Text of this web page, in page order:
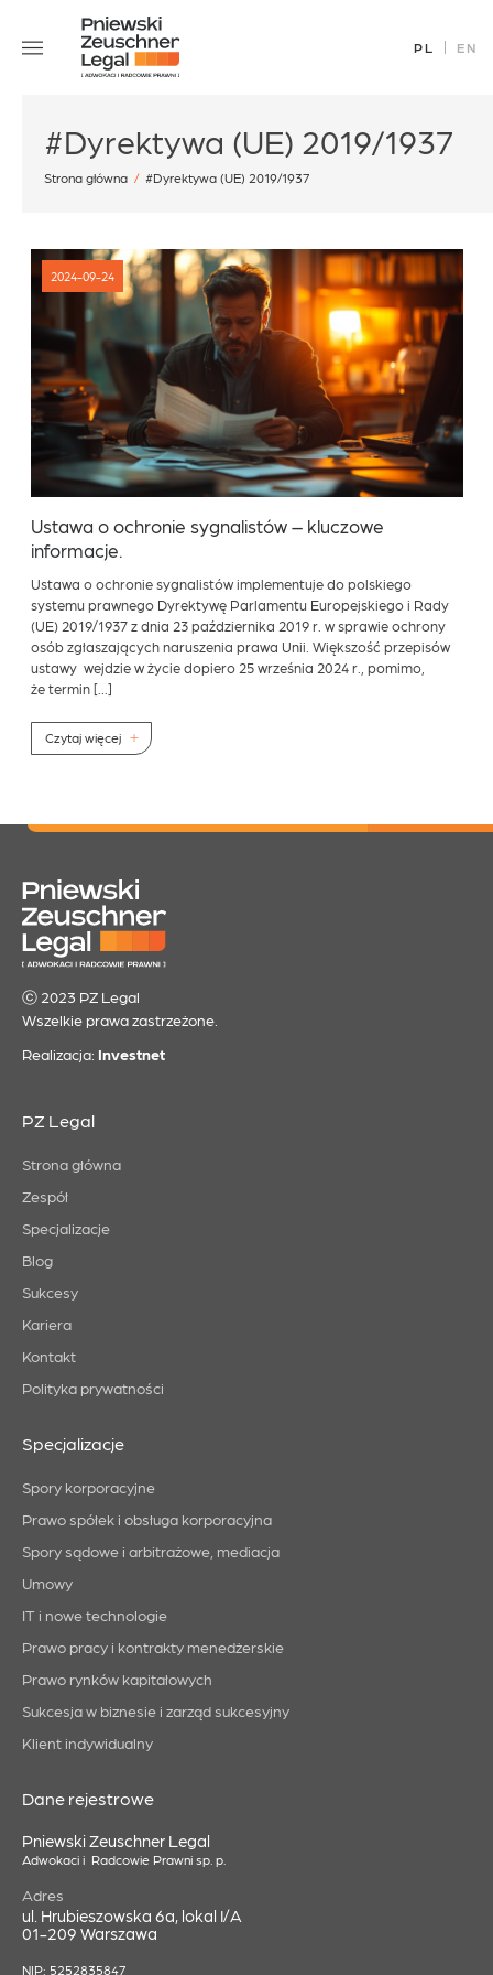
content
Specjalizacje
Aktualności
Kontakt
office@pz.legal
PL EN
#Dyrektywa (UE) 2019/1937
Strona główna / #Dyrektywa (UE) 2019/1937
2024-09-24
Ustawa o ochronie sygnalistów – kluczowe
informacje.
Ustawa o ochronie sygnalistów implementuje do polskiego
systemu prawnego Dyrektywę Parlamentu Europejskiego i Rady
(UE) 2019/1937 z dnia 23 października 2019 r. w sprawie ochrony
osób zgłaszających naruszenia prawa Unii. Większość przepisów
ustawy wejdzie w życie dopiero 25 września 2024 r., pomimo,
że termin […]
Czytaj więcej
ⓒ 2023 PZ Legal
Wszelkie prawa zastrzeżone.
Realizacja: Investnet
PZ Legal
Strona główna
Zespół
Specjalizacje
Blog
Sukcesy
Kariera
Kontakt
Polityka prywatności
Specjalizacje
Spory korporacyjne
Prawo spółek i obsługa korporacyjna
Spory sądowe i arbitrażowe, mediacja
Umowy
IT i nowe technologie
Prawo pracy i kontrakty menedżerskie
Prawo rynków kapitałowych
Sukcesja w biznesie i zarząd sukcesyjny
Klient indywidualny
Dane rejestrowe
Pniewski Zeuschner Legal
Adwokaci i Radcowie Prawni sp. p.
Adres
ul. Hrubieszowska 6a, lokal I/A
01-209 Warszawa
NIP: 5252835847